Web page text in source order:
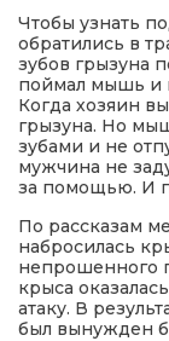
політика
місія
Чтобы узнать
обратились в
зубов грызуна
поймал мышь и
Когда хозяин
грызуна. Но
зубами и не
мужчина не
за помощью. И
По рассказам
набросилась
непрошенного
крыса
атаку. В
был вынужден